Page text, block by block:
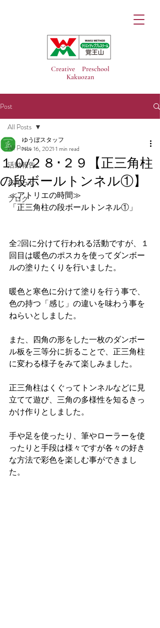
Creative Preschool
Kakuozan
Post
All Posts
活動報告
お知らせ
ブログ
All Posts
１０/２８･２９【正三角柱
の段ボールトンネル①】
ゆうぼスタッフ
Nov 16, 2021 1 min read
≪アトリエの時間≫
「正三角柱の段ボールトンネル①」
全2回に分けて行われる活動ですが、１
回目は暖色のポスカを使ってダンボー
ルの塗りたくりを行いました。
暖色と寒色に分けて塗りを行う事で、
色の持つ「感じ」の違いを味わう事を
ねらいとしました。
また、四角の形をした一枚のダンボー
ル板を三等分に折ることで、正三角柱
に変わる様子をみて楽しみました。
正三角柱はくぐってトンネルなどに見
立てて遊び、三角の多様性を知るきっ
かけ作りとしました。
手や足を使ったり、筆やローラーを使
ったりと手段は様々ですが各々の好き
な方法で彩色を楽しむ事ができまし
た。